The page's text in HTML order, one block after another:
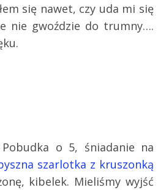
się nawet, czy uda mi się
nie gwoździe do trumny….
o 5, śniadanie na
szarlotka z kruszonką
kibelek. Mieliśmy wyjść